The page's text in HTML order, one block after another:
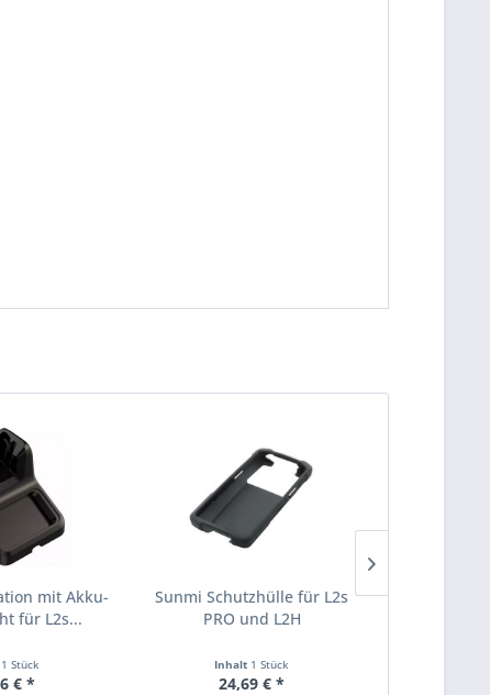
mit Akku-
für L2s...
1 Stück
€ *
Sunmi Schutzhülle für L2s
PRO und L2H
Inhalt 1 Stück
24,69 € *